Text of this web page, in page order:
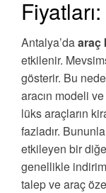
Antalya’daaraç
etkilenir.
gösterir. Bu
aracın modeli
lüks araçların
fazladır.
etkileyen bir
genellikle
talep ve araç